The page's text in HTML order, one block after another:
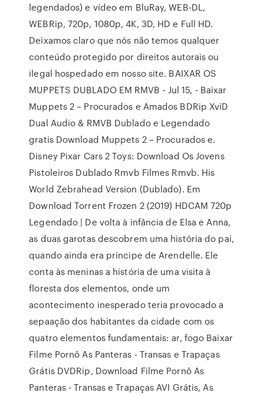
legendados) e vídeo em BluRay, WEB-DL,
WEBRip, 720p, 1080p, 4K, 3D, HD e Full HD.
Deixamos claro que nós não temos qualquer
conteúdo protegido por direitos autorais ou
ilegal hospedado em nosso site. BAIXAR OS
MUPPETS DUBLADO EM RMVB - Jul 15, - Baixar
Muppets 2 – Procurados e Amados BDRip XviD
Dual Audio & RMVB Dublado e Legendado
gratis Download Muppets 2 – Procurados e.
Disney Pixar Cars 2 Toys: Download Os Jovens
Pistoleiros Dublado Rmvb Filmes Rmvb. His
World Zebrahead Version (Dublado). Em
Download Torrent Frozen 2 (2019) HDCAM 720p
Legendado | De volta à infância de Elsa e Anna,
as duas garotas descobrem uma história do pai,
quando ainda era príncipe de Arendelle. Ele
conta às meninas a história de uma visita à
floresta dos elementos, onde um
acontecimento inesperado teria provocado a
sepaação dos habitantes da cidade com os
quatro elementos fundamentais: ar, fogo Baixar
Filme Pornô As Panteras - Transas e Trapaças
Grátis DVDRip, Download Filme Pornô As
Panteras - Transas e Trapaças AVI Grátis, As